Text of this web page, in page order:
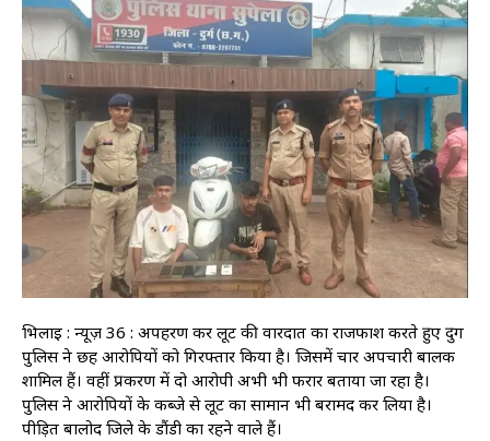
भिलाई : न्यूज़ 36 : अपहरण कर लूट की वारदात का राजफाश करते हुए दुर्ग
पुलिस ने छह आरोपियों को गिरफ्तार किया है। जिसमें चार अपचारी बालक
शामिल हैं। वहीं प्रकरण में दो आरोपी अभी भी फरार बताया जा रहा है।
पुलिस ने आरोपियों के कब्जे से लूट का सामान भी बरामद कर लिया है।
पीड़ित बालोद जिले के डौंडी का रहने वाले हैं।